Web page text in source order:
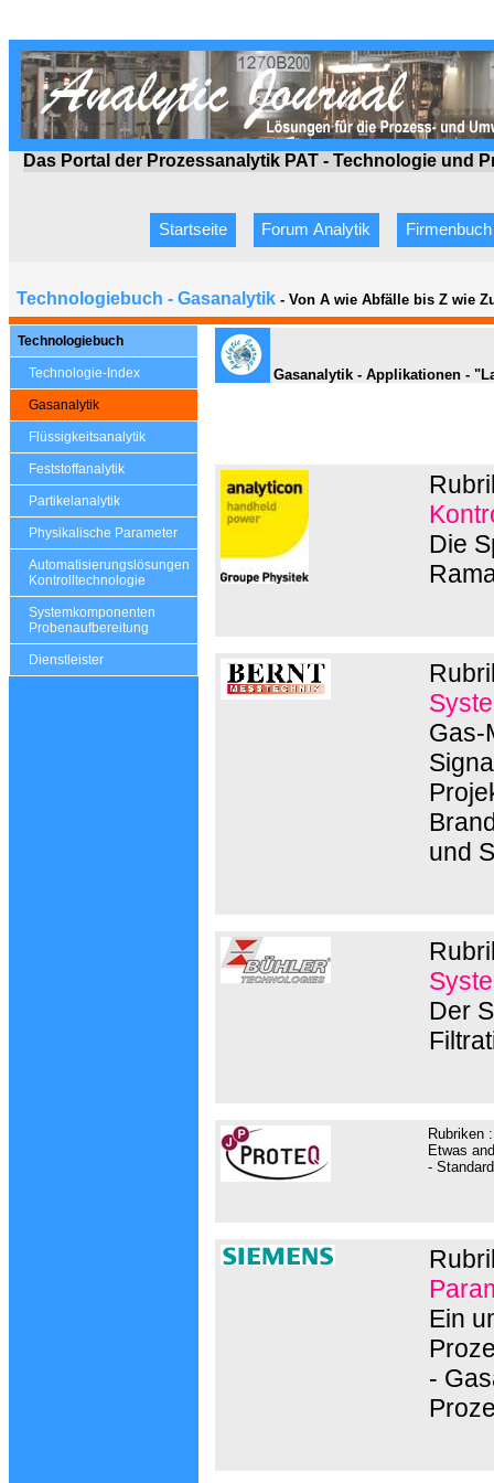
Das Portal der Prozessanalytik PAT - Technologie und
Startseite Forum Analytik Firmenbuch
Technologiebuch - Gasanalytik - Von A wie Abfälle bis Z wie
Technologiebuch
Technologie-Index
Gasanalytik
Flüssigkeitsanalytik
Feststoffanalytik
Partikelanalytik
Physikalische Parameter
Automatisierungslösungen
Kontrolltechnologie
Systemkomponenten
Probenaufbereitung
Dienstleister
Gasanalytik - Applikationen -
Die
Gas-
und
Der
Rubriken
Etwas
-
Ein
-